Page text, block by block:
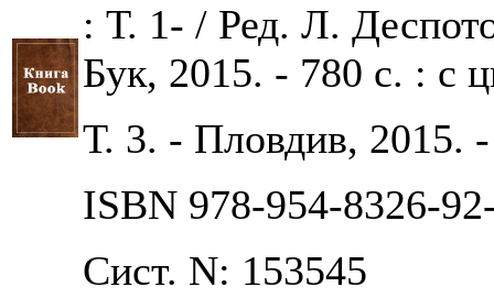
: Т. 1- / Ред. Л.
Бук, 2015. - 780 с. : с
Т. 3. - Пловдив, 2015.
ISBN 978-954-8326-
Сист. N: 153545